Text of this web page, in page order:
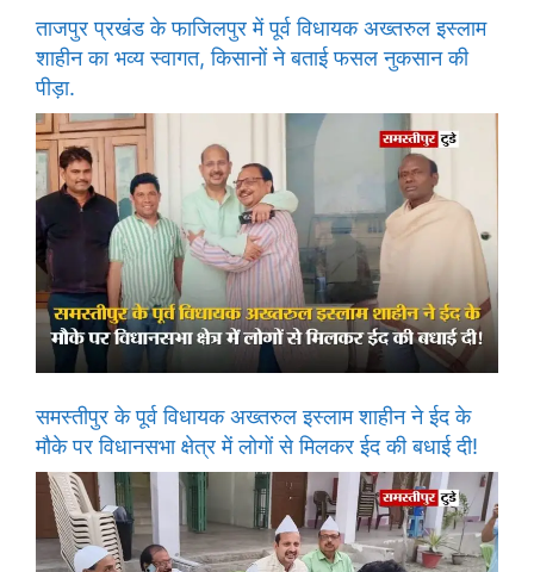
ताजपुर प्रखंड के फाजिलपुर में पूर्व विधायक अख्तरुल इस्लाम
शाहीन का भव्य स्वागत, किसानों ने बताई फसल नुकसान की
पीड़ा.
समस्तीपुर के पूर्व विधायक अख्तरुल इस्लाम शाहीन ने ईद के
मौके पर विधानसभा क्षेत्र में लोगों से मिलकर ईद की बधाई दी!